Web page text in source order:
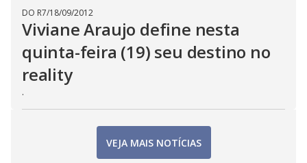
DO R7/18/09/2012
Viviane Araujo define nesta
quinta-feira (19) seu destino no
reality
.
VEJA MAIS NOTÍCIAS